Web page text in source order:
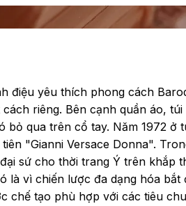
điệu yêu thích phong cách
riêng. Bên cạnh quần áo,
qua trên cổ tay. Năm 1972
"Gianni Versace Donna".
sứ cho thời trang Ý trên khắp
vì chiến lược đa dạng hóa
chế tạo phù hợp với các tiêu